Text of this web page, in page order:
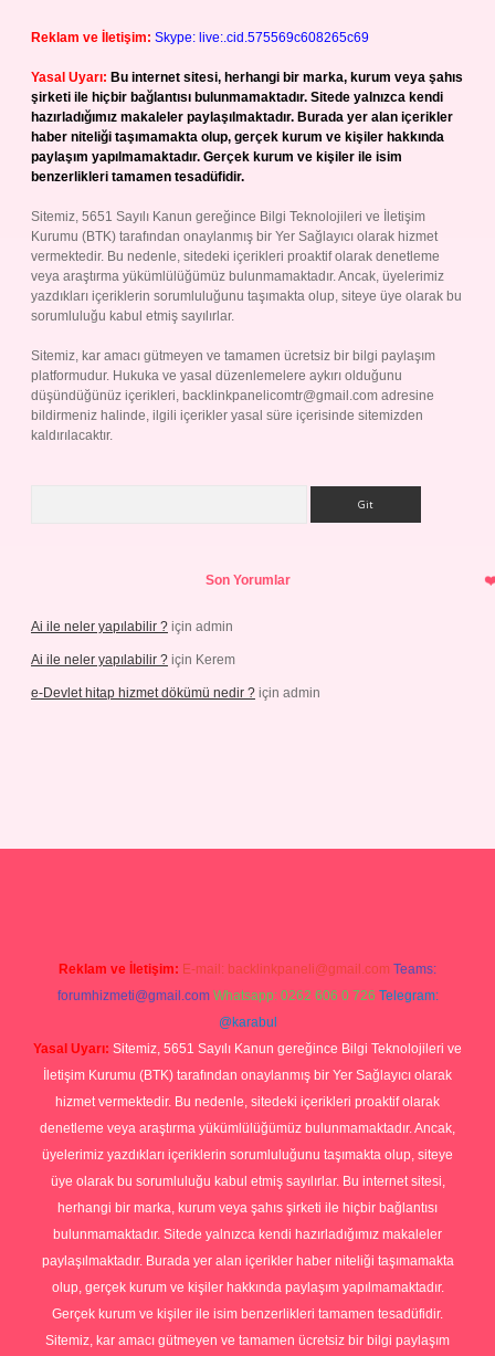
Reklam ve İletişim: Skype: live:.cid.575569c608265c69
Yasal Uyarı: Bu internet sitesi, herhangi bir marka, kurum veya şahıs
şirketi ile hiçbir bağlantısı bulunmamaktadır. Sitede yalnızca kendi
hazırladığımız makaleler paylaşılmaktadır. Burada yer alan içerikler
haber niteliği taşımamakta olup, gerçek kurum ve kişiler hakkında
paylaşım yapılmamaktadır. Gerçek kurum ve kişiler ile isim
benzerlikleri tamamen tesadüfidir.
Sitemiz, 5651 Sayılı Kanun gereğince Bilgi Teknolojileri ve İletişim
Kurumu (BTK) tarafından onaylanmış bir Yer Sağlayıcı olarak hizmet
vermektedir. Bu nedenle, sitedeki içerikleri proaktif olarak denetleme
veya araştırma yükümlülüğümüz bulunmamaktadır. Ancak, üyelerimiz
yazdıkları içeriklerin sorumluluğunu taşımakta olup, siteye üye olarak bu
sorumluluğu kabul etmiş sayılırlar.
Sitemiz, kar amacı gütmeyen ve tamamen ücretsiz bir bilgi paylaşım
platformudur. Hukuka ve yasal düzenlemelere aykırı olduğunu
düşündüğünüz içerikleri, backlinkpanelicomtr@gmail.com adresine
bildirmeniz halinde, ilgili içerikler yasal süre içerisinde sitemizden
kaldırılacaktır.
Son Yorumlar
Ai ile neler yapılabilir ? için admin
Ai ile neler yapılabilir ? için Kerem
e-Devlet hitap hizmet dökümü nedir ? için admin
Reklam ve İletişim: E-mail: backlinkpaneli@gmail.com Teams:
forumhizmeti@gmail.com Whatsapp: 0262 606 0 726 Telegram:
@karabul
Yasal Uyarı: Sitemiz, 5651 Sayılı Kanun gereğince Bilgi Teknolojileri ve
İletişim Kurumu (BTK) tarafından onaylanmış bir Yer Sağlayıcı olarak
hizmet vermektedir. Bu nedenle, sitedeki içerikleri proaktif olarak
denetleme veya araştırma yükümlülüğümüz bulunmamaktadır. Ancak,
üyelerimiz yazdıkları içeriklerin sorumluluğunu taşımakta olup, siteye
üye olarak bu sorumluluğu kabul etmiş sayılırlar. Bu internet sitesi,
herhangi bir marka, kurum veya şahıs şirketi ile hiçbir bağlantısı
bulunmamaktadır. Sitede yalnızca kendi hazırladığımız makaleler
paylaşılmaktadır. Burada yer alan içerikler haber niteliği taşımamakta
olup, gerçek kurum ve kişiler hakkında paylaşım yapılmamaktadır.
Gerçek kurum ve kişiler ile isim benzerlikleri tamamen tesadüfidir.
Sitemiz, kar amacı gütmeyen ve tamamen ücretsiz bir bilgi paylaşım